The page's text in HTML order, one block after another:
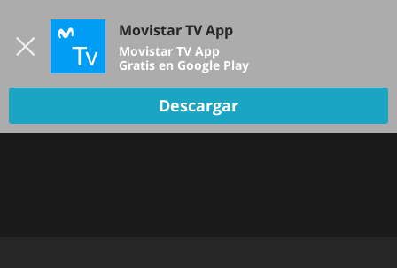
TV EN VIVO
Movistar TV App
Movistar TV App
Gratis en Google Play
Descargar